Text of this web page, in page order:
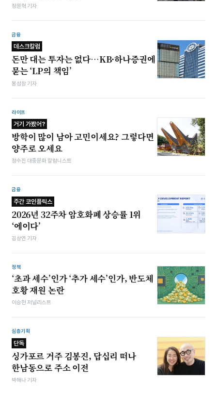
정원혁 기자
금융
데스크칼럼
돈만 대는 투자는 없다…KB·하나증권에
묻는 ‘LP의 책임’
봉성창 기자
라이프
거기 가봤어?
방학이 많이 남아 고민이세요? 그렇다면
양주로 오세요
정수진 대중문화 칼럼니스트
금융
주간 코인플릭스
2026년 32주차 암호화폐 상승률 1위
‘에이다’
김상연 기자
정책
‘초과 세수’인가 ‘추가 세수’인가, 반도체
호황 재원 논란
이승현 저널리스트
심층기획
단독
싱가포르 거주 김봉진, 답십리 떠나
한남동으로 주소 이전
박해나 기자